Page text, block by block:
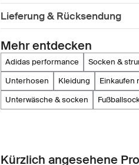
Lieferung & Rücksendung
Mehr entdecken
adidas performance socken &
unterhosen
kleidung
unterwäsche & socken
Kürzlich angesehene